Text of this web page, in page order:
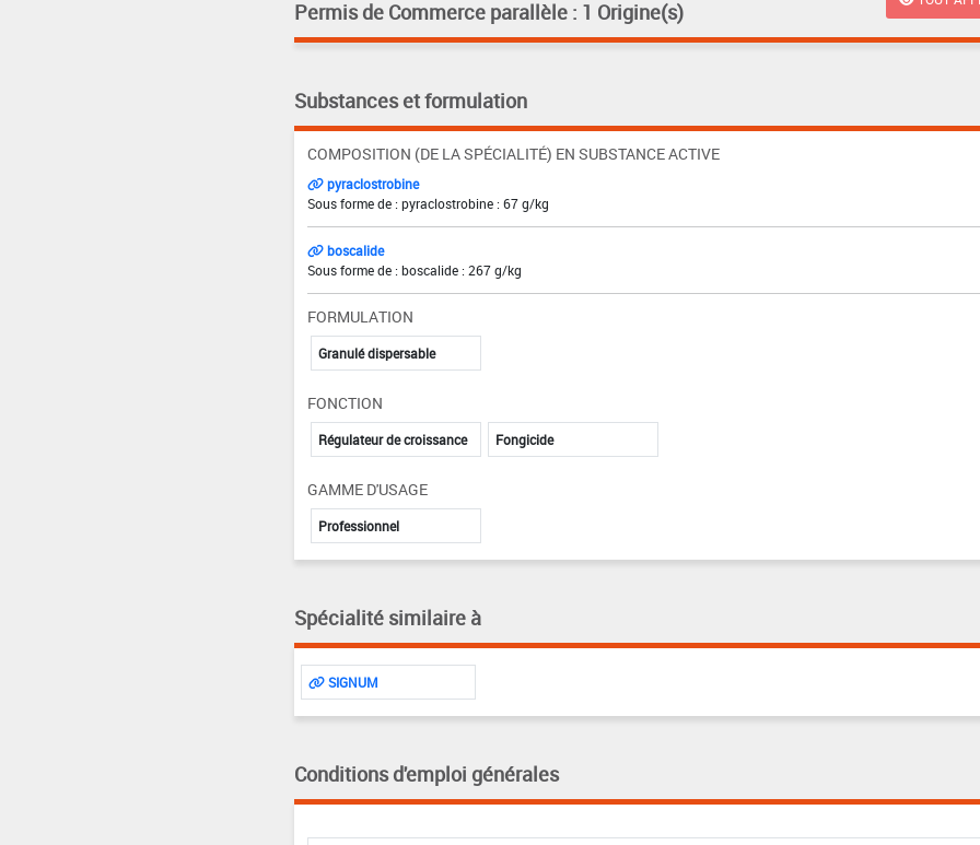
Permis de Commerce parallèle : 1 Origine(s)
Substances et formulation
COMPOSITION (DE LA SPÉCIALITÉ) EN SUBSTANCE ACTIVE
pyraclostrobine
Sous forme de : pyraclostrobine : 67 g/kg
boscalide
Sous forme de : boscalide : 267 g/kg
FORMULATION
Granulé dispersable
FONCTION
Régulateur de croissance Fongicide
GAMME D'USAGE
Professionnel
Spécialité similaire à
SIGNUM
Conditions d'emploi générales